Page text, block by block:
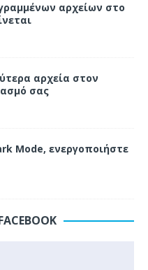
αρχείων στο
αρχεία στον
σας
Mode, ενεργοποιήστε